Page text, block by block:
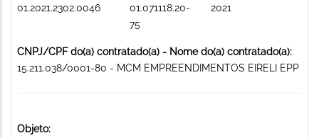
01.2021.2302.0046
01.071118.20-
75
2021
CNPJ/CPF do(a) contratado(a) - Nome do(a) contratado(a):
15.211.038/0001-80 - MCM EMPREENDIMENTOS EIRELI EPP
Objeto: